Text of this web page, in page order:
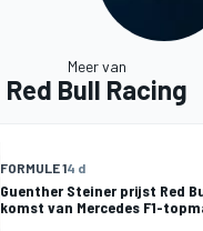
Meer van
Red Bull Racing
FORMULE 14 d
Guenther Steiner prijst Red
komst van Mercedes F1-